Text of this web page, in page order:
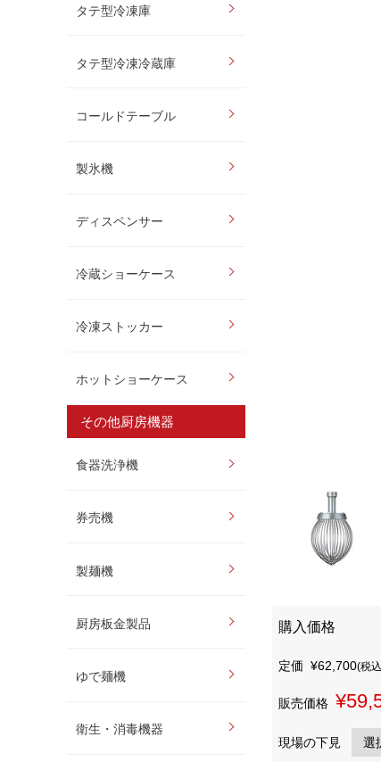
タテ型冷凍庫
タテ型冷凍冷蔵庫
コールドテーブル
製氷機
ディスペンサー
冷蔵ショーケース
冷凍ストッカー
ホットショーケース
その他厨房機器
食器洗浄機
券売機
製麺機
厨房板金製品
ゆで麺機
衛生・消毒機器
購入価格
定価 ¥62,700(税
販売価格
現場の下見